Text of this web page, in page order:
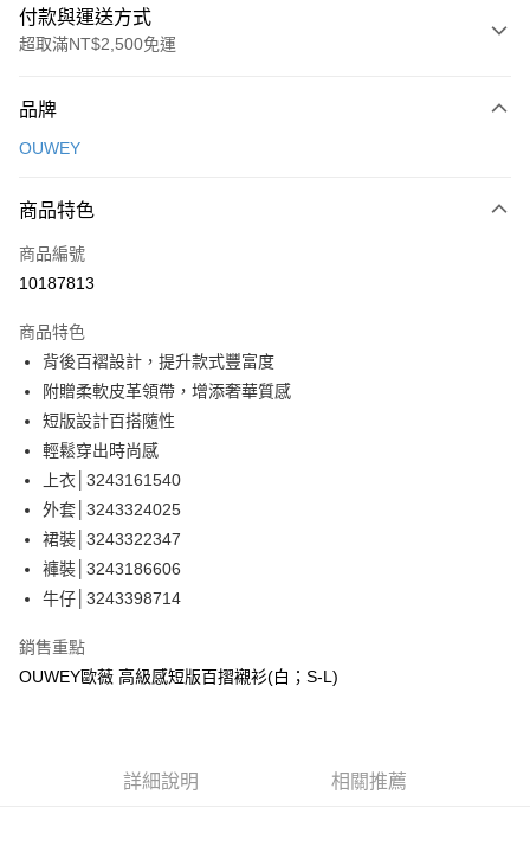
付款與運送方式
超取滿NT$2,500免運
信用卡一次付款
3 期 0 利率 每期
合作金庫商業銀行
上海商業儲蓄銀行
臺灣中小企業銀行
匯豐（台灣）商業銀行
聯邦商業銀行
遠東國際商業銀行
元大商業銀行
玉山商業銀行
台新國際商業銀行
台灣樂天信用卡公司
超商取貨付款
LINE Pay
Apple Pay
街口支付
悠遊付
全盈+PAY
大哥付你分期
相關說明
【大哥付你分期使用說明】
1.本服務由台灣大哥大提供，台灣大哥大用戶可立即使用無須另外申請。
2.付款方式選擇「大哥付你分期」，訂單成立後會自動跳轉到大哥付的交易
成交易。
3.實際核准額度、可分期數及費用金額請依後續交易確認頁面所載為準。
1.分期款項不併入電信帳單，「大哥付你分期」於每月結算日後寄送繳費提
AFTEE先享後付
【關於「AFTEE先享後付」】
便利好安心！
【「AFTEE先享後付」結帳流程】
運送方式
付款後全家取貨
品牌
OUWEY
商品特色
商品編號
10187813
商品特色
背後百褶設計，提升款式豐富度
附贈柔軟皮革領帶，增添奢華質感
短版設計百搭隨性
輕鬆穿出時尚感
上衣│3243161540
外套│3243324025
裙裝│3243322347
褲裝│3243186606
牛仔│3243398714
銷售重點
OUWEY歐薇 高級感短版百摺襯衫(白；S-L)
詳細說明 相關推薦